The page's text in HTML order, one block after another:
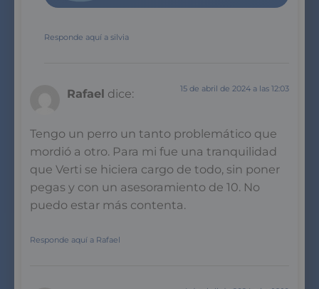
Responde aquí a silvia
Rafael dice: 15 de abril de 2024 a las 12:03
Tengo un perro un tanto problemático que
mordió a otro. Para mi fue una tranquilidad
que Verti se hiciera cargo de todo, sin poner
pegas y con un asesoramiento de 10. No
puedo estar más contenta.
Responde aquí a Rafael